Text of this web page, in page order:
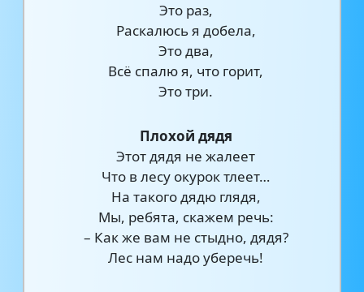
Это раз,
Раскалюсь я добела,
Это два,
Всё спалю я, что горит,
Это три.
Плохой дядя
Этот дядя не жалеет
Что в лесу окурок тлеет…
На такого дядю глядя,
Мы, ребята, скажем речь:
– Как же вам не стыдно, дядя?
Лес нам надо уберечь!